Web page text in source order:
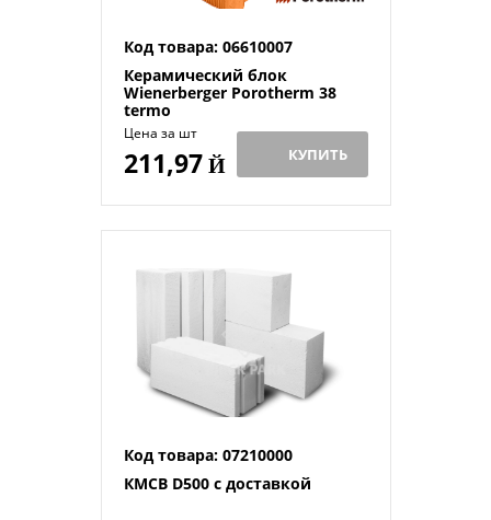
Код товара: 06610007
Керамический блок
Wienerberger Porotherm 38
termo
Цена за шт
211,97Й КУПИТЬ
Код товара: 07210000
КМСВ D500 с доставкой